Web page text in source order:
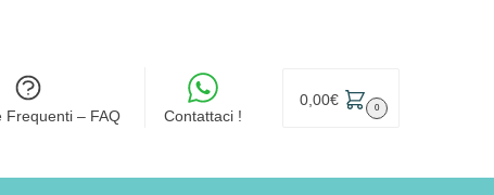
Frequenti – FAQ Contattaci !
0,00€ 0